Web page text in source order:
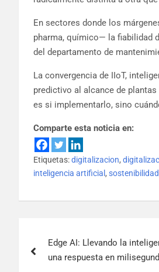
En sectores donde los
pharma, químico— la fiabilidad
del departamento de
La convergencia de IIoT,
predictivo al alcance de
es si implementarlo, sino
Comparte esta noticia en:
Etiquetas:digitalizacion,
inteligencia artificial, sostenibilidad
Edge AI: Llevando la
una respuesta en